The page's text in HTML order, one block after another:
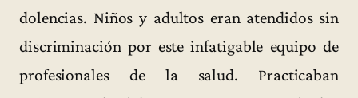
dolencias. Niños y adultos eran atendidos sin
discriminación por este infatigable equipo de
profesionales de la salud. Practicaban